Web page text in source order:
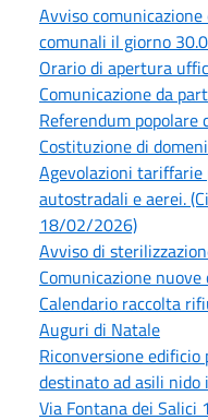
Avviso
comunali il giorno
Orario di apertura
Comunicazione da
Referendum
Costituzione di
Agevolazioni
autostradali e aerei.
18/02/2026)
Avviso di
Comunicazione
Calendario raccolta
Auguri di Natale
Riconversione
destinato ad asili
Via Fontana dei Salici